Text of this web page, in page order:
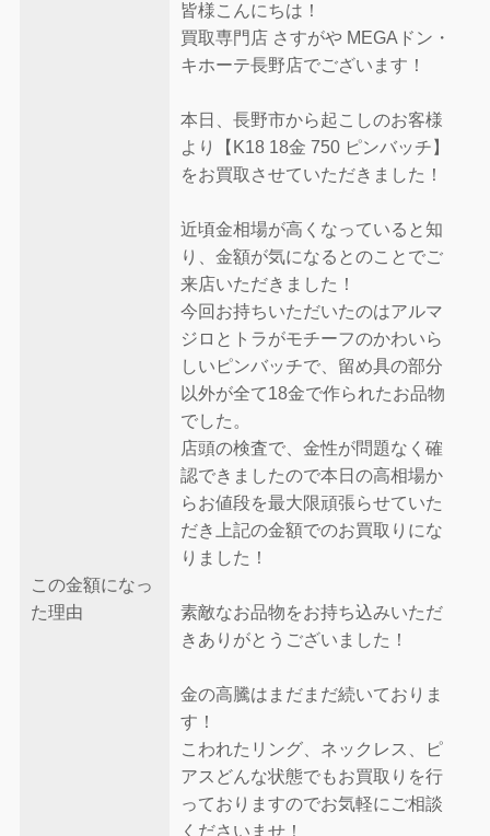
この金額になっ
た理由
皆様こんにちは！
買取専門店 さすがや MEGAドン・
キホーテ長野店でございます！
本日、長野市から起こしのお客様
より【K18 18金 750 ピンバッチ】
をお買取させていただきました！
近頃金相場が高くなっていると知
り、金額が気になるとのことでご
来店いただきました！
今回お持ちいただいたのはアルマ
ジロとトラがモチーフのかわいら
しいピンバッチで、留め具の部分
以外が全て18金で作られたお品物
でした。
店頭の検査で、金性が問題なく確
認できましたので本日の高相場か
らお値段を最大限頑張らせていた
だき上記の金額でのお買取りにな
りました！
素敵なお品物をお持ち込みいただ
きありがとうございました！
金の高騰はまだまだ続いておりま
す！
こわれたリング、ネックレス、ピ
アスどんな状態でもお買取りを行
っておりますのでお気軽にご相談
くださいませ！